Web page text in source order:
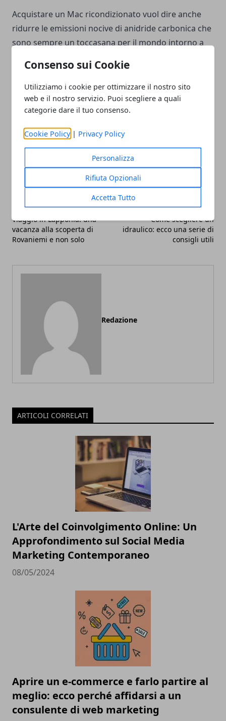
Consenso sui Cookie
Utilizziamo i cookie per ottimizzare il nostro sito
web e il nostro servizio. Puoi scegliere a quali
categorie dare il tuo consenso.
Cookie Policy | Privacy Policy
Personalizza
Rifiuta Opzionali
Accetta Tutto
Acquistare un Mac ricondizionato vuol dire anche
ridurre le emissioni nocive di anidride carbonica che
sono sempre un toccasana per il mondo intorno a
perfettamente come sta facendo una
responsabilità.
Facebook
TwitterWhatsapp
Articolo Precedente
Viaggio in Lapponia: una
vacanza alla scoperta di
Rovaniemi e non solo
Articolo Successivo
Come scegliere un
idraulico: ecco una serie di
consigli utili
Redazione
ARTICOLI CORRELATI
L'Arte del Coinvolgimento Online: Un
Approfondimento sul Social Media
Marketing Contemporaneo
08/05/2024
Aprire un e-commerce e farlo partire al
meglio: ecco perché affidarsi a un
consulente di web marketing